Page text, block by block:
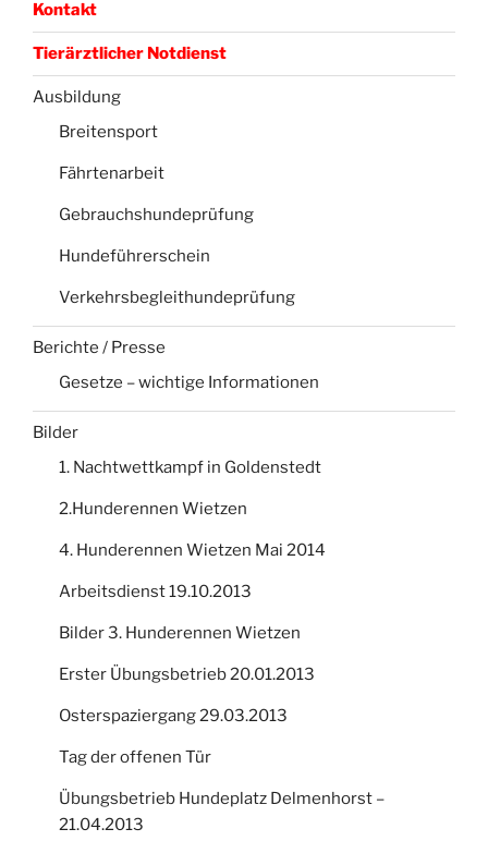
Kontakt
Tierärztlicher Notdienst
Ausbildung
Breitensport
Fährtenarbeit
Gebrauchshundeprüfung
Hundeführerschein
Verkehrsbegleithundeprüfung
Berichte / Presse
Gesetze – wichtige Informationen
Bilder
1. Nachtwettkampf in Goldenstedt
2.Hunderennen Wietzen
4. Hunderennen Wietzen Mai 2014
Arbeitsdienst 19.10.2013
Bilder 3. Hunderennen Wietzen
Erster Übungsbetrieb 20.01.2013
Osterspaziergang 29.03.2013
Tag der offenen Tür
Übungsbetrieb Hundeplatz Delmenhorst –
21.04.2013